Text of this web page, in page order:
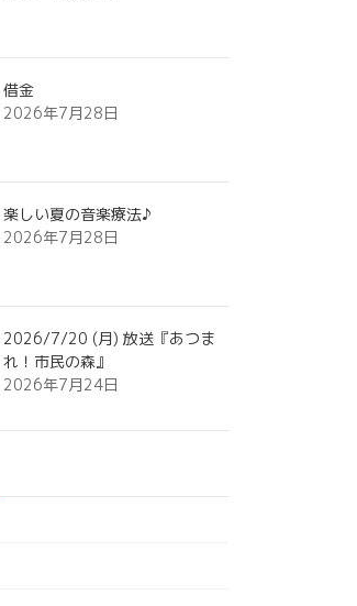
借金
2026年7月28日
楽しい夏の音楽療法♪
2026年7月28日
2026/7/20 (月) 放送『あつま
れ！市民の森』
2026年7月24日